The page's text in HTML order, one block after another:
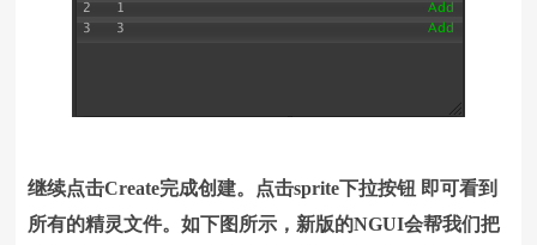
继续点击Create完成创建。 点击sprite下拉按钮 即可看到
所有的精灵文件。如下图所示，新版的NGUI会帮我们把